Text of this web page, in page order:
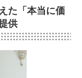
た 「本当に価
供